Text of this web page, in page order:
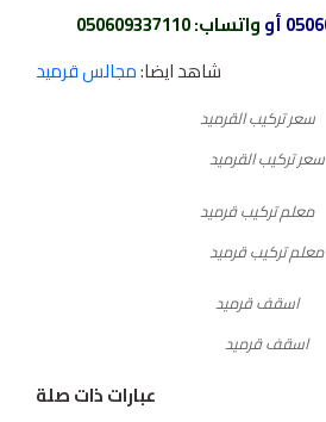
أوواتساب:
050609337110
شاهد ايضا:مجالس قرميد
سعر تركيب القرميد
معلم تركيب قرميد
اسقف قرميد
عبارات ذات صلة